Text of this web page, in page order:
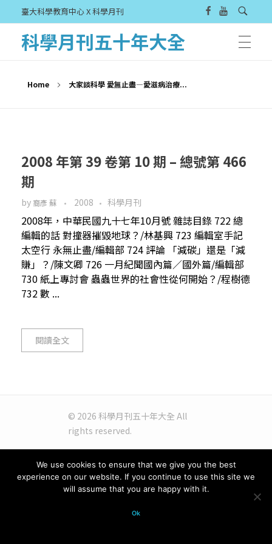
臺大科學教育中心 X 科學月刊
科學月刊五十年大全
Home 大家談科學 愛無止盡—愛滋病治療...
2008 年第 39 卷第 10 期 – 總號第 466
期
by 裔彥 蘇 2008 科學月刊
2008年，中華民國九十七年10月號 雜誌目錄 722 總
編輯的話 對撞器摧毀地球？/林基興 723 編輯室手記
太空行 永無止盡/編輯部 724 評論 「減碳」還是「減
賺」？/陳文卿 726 一月紀聞國內篇／國外篇/編輯部
730 紙上專討會 蟲蟲世界的社會性從何開始？/程樹德
732 數 ...
閱讀全文
© 2026 科學月刊五十年大全 All
rights reserved.
We use cookies to ensure that we give you the best
experience on our website. If you continue to use this site we
will assume that you are happy with it.
Ok